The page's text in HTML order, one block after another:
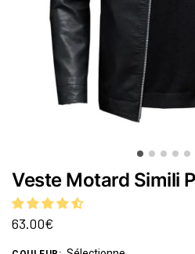
Veste Motard Simili
63.00€